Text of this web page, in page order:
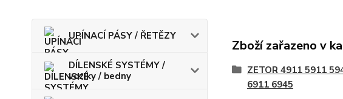
UPÍNACÍ PÁSY / ŘETĚZY
DÍLENSKÉ SYSTÉMY /
vozíky / bedny
Zboží zařazeno v
ZETOR 4911 5911
6911 6945